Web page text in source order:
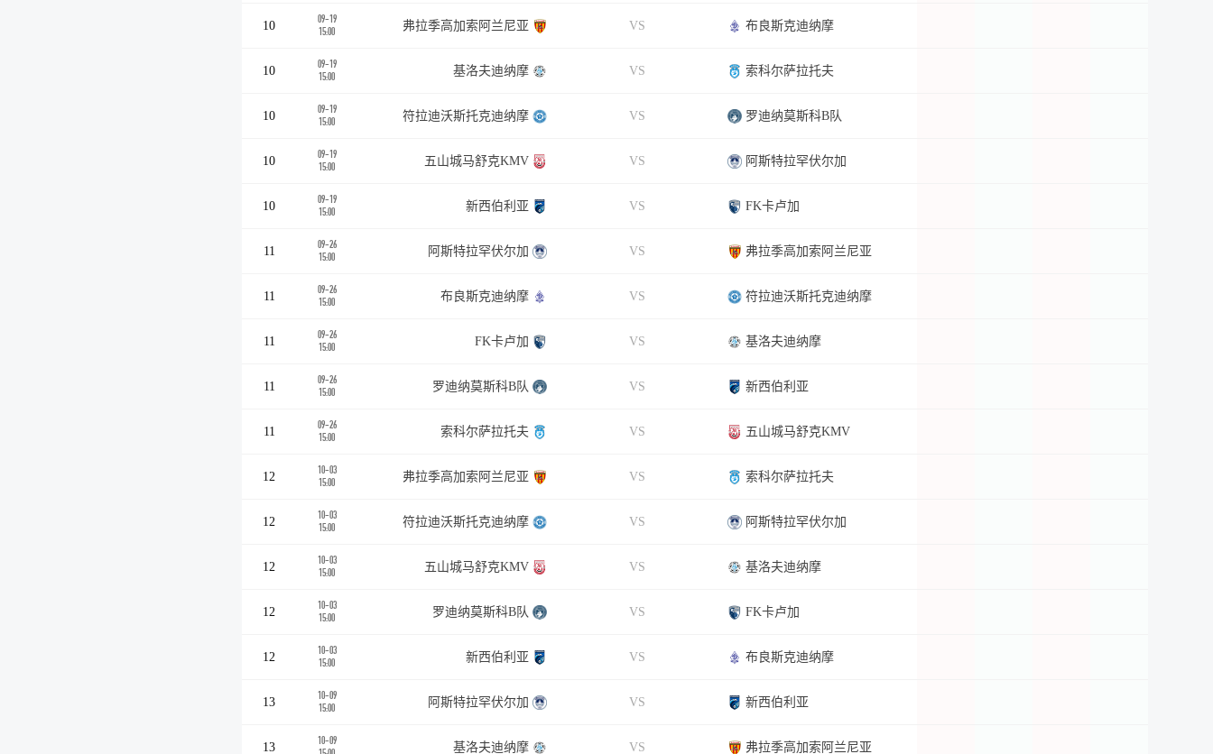
10
09-19
15:00
弗拉季高加索阿兰尼亚 VS 布良斯克迪纳摩
10
09-19
15:00
基洛夫迪纳摩 VS 索科尔萨拉托夫
10
09-19
15:00
符拉迪沃斯托克迪纳摩 VS 罗迪纳莫斯科B队
10
09-19
15:00
五山城马舒克KMV VS 阿斯特拉罕伏尔加
10
09-19
15:00
新西伯利亚 VS FK卡卢加
11
09-26
15:00
阿斯特拉罕伏尔加 VS 弗拉季高加索阿兰尼亚
11
09-26
15:00
布良斯克迪纳摩 VS 符拉迪沃斯托克迪纳摩
11
09-26
15:00
FK卡卢加 VS 基洛夫迪纳摩
11
09-26
15:00
罗迪纳莫斯科B队 VS 新西伯利亚
11
09-26
15:00
索科尔萨拉托夫 VS 五山城马舒克KMV
12
10-03
15:00
弗拉季高加索阿兰尼亚 VS 索科尔萨拉托夫
12
10-03
15:00
符拉迪沃斯托克迪纳摩 VS 阿斯特拉罕伏尔加
12
10-03
15:00
五山城马舒克KMV VS 基洛夫迪纳摩
12
10-03
15:00
罗迪纳莫斯科B队 VS FK卡卢加
12
10-03
15:00
新西伯利亚 VS 布良斯克迪纳摩
13
10-09
15:00
阿斯特拉罕伏尔加 VS 新西伯利亚
13
10-09
基洛夫迪纳摩 VS 弗拉季高加索阿兰尼亚